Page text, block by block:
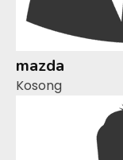
mazda
Kosong